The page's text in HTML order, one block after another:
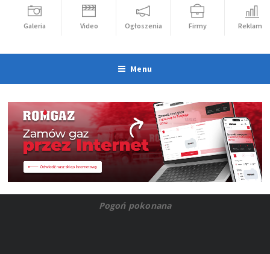
Galeria Video Ogłoszenia Firmy Reklama
Menu
Pogoń pokonana